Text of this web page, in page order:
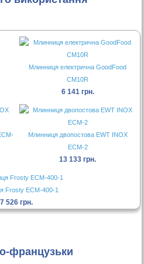
Млинниця електрична GoodFood
CM10R
6 141 грн.
Млинниця двопостова EWT INOX
ECM-2
13 133 грн.
Frosty ECM-400-1
7 526 грн.
французьки